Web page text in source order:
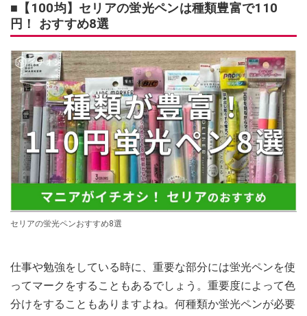
■【100均】セリアの蛍光ペンは種類豊富で110
円！ おすすめ8選
セリアの蛍光ペンおすすめ8選
仕事や勉強をしている時に、重要な部分には蛍光ペンを使
ってマークをすることもあるでしょう。重要度によって色
分けをすることもありますよね。何種類か蛍光ペンが必要